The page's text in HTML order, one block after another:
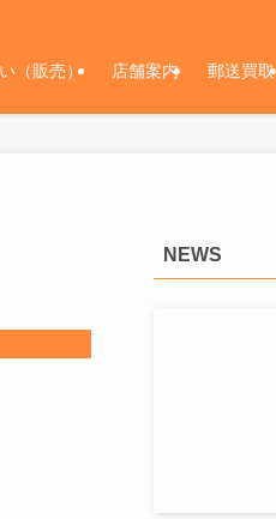
（販売） 店舗案内 郵送買取
NEWS